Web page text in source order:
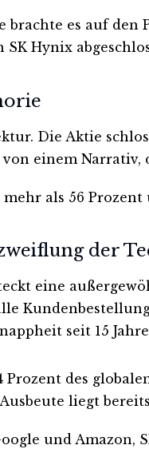
es auf
Hynix
Die Aktie
einem
als 56
der
eine
seit 15
des
liegt
und